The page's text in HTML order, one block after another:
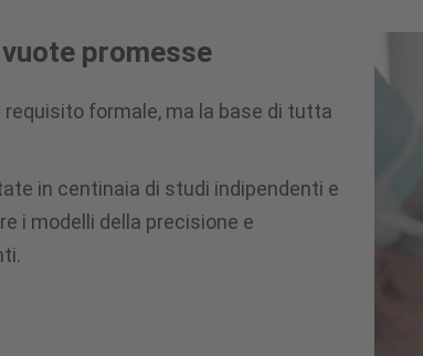
promesse
requisito formale, ma la base di tutta
in centinaia di studi indipendenti e
i modelli della precisione e